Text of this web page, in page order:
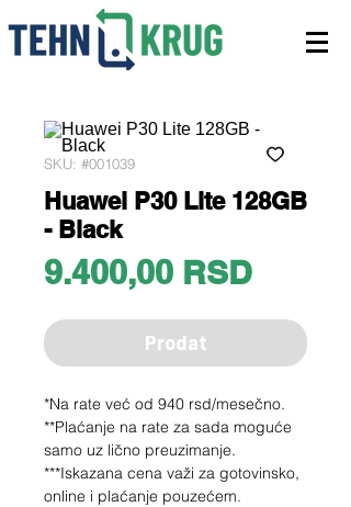
SKU: #001039
Huawei P30 Lite 128GB
- Black
9.400,00 RSDPrice
Prodat
*Na rate već od 940 rsd/mesečno.
**Plaćanje na rate za sada moguće
samo uz lično preuzimanje.
***Iskazana cena važi za gotovinsko,
online i plaćanje pouzećem.